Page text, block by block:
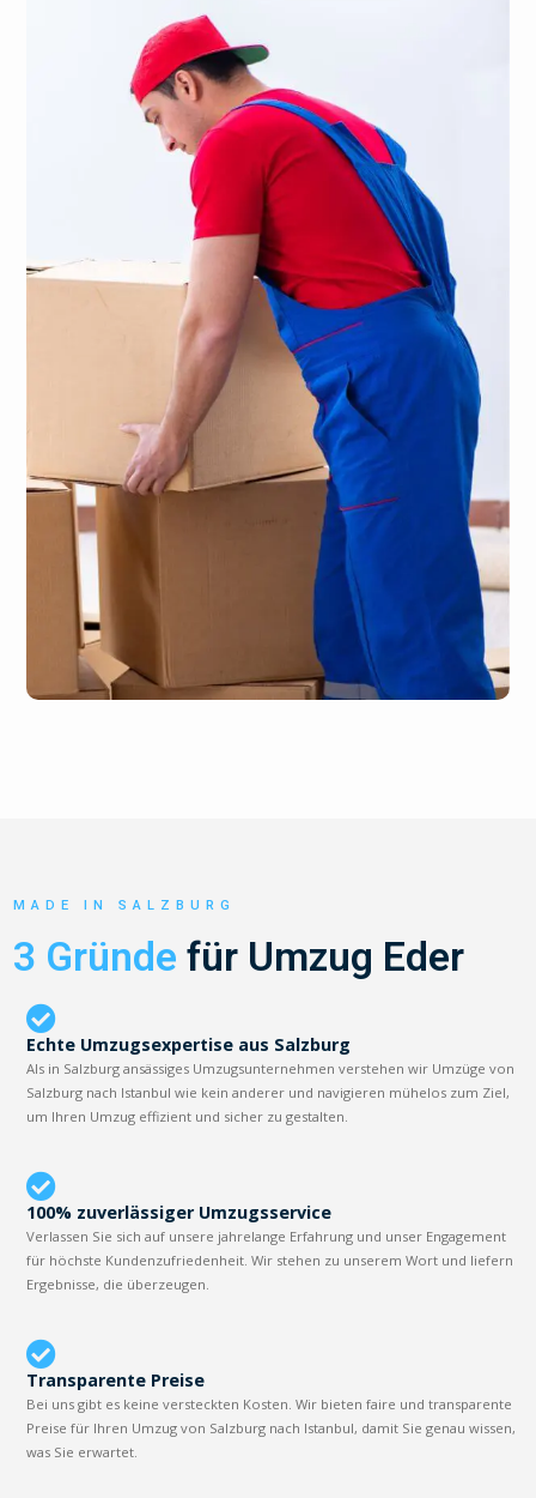
MADE IN SALZBURG
3 Gründe für Umzug Eder
Echte Umzugsexpertise aus Salzburg
Als in Salzburg ansässiges Umzugsunternehmen verstehen wir Umzüge von
Salzburg nach Istanbul wie kein anderer und navigieren mühelos zum Ziel,
um Ihren Umzug effizient und sicher zu gestalten.
100% zuverlässiger Umzugsservice
Verlassen Sie sich auf unsere jahrelange Erfahrung und unser Engagement
für höchste Kundenzufriedenheit. Wir stehen zu unserem Wort und liefern
Ergebnisse, die überzeugen.
Transparente Preise
Bei uns gibt es keine versteckten Kosten. Wir bieten faire und transparente
Preise für Ihren Umzug von Salzburg nach Istanbul, damit Sie genau wissen,
was Sie erwartet.